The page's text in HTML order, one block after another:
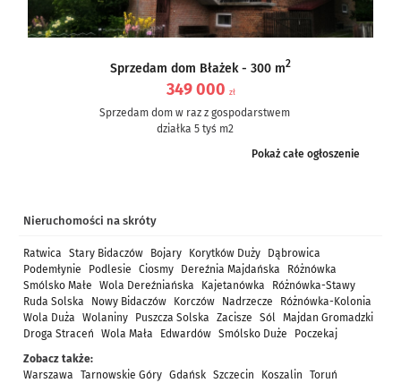
Sprzedam dom Błażek - 300 m2
349 000 zł
Sprzedam dom w raz z gospodarstwem
działka 5 tyś m2
Pokaż całe ogłoszenie
Nieruchomości na skróty
Ratwica Stary Bidaczów Bojary Korytków Duży
Dąbrowica
Podemłynie
Podlesie Ciosmy Dereźnia Majdańska
Różnówka
Smólsko Małe
Wola Dereźniańska Kajetanówka
Różnówka-Stawy
Ruda Solska
Nowy Bidaczów Korczów Nadrzecze
Różnówka-Kolonia
Wola Duża
Wolaniny Puszcza Solska Zacisze Sól
Majdan Gromadzki
Droga Straceń
Wola Mała Edwardów Smólsko Duże
Poczekaj
Zobacz także:
Warszawa
Tarnowskie Góry Gdańsk Szczecin Koszalin
Toruń